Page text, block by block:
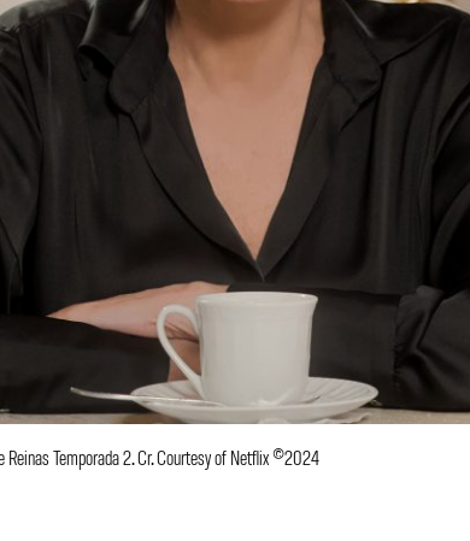
Reinas Temporada 2. Cr. Courtesy of Netflix ©2024